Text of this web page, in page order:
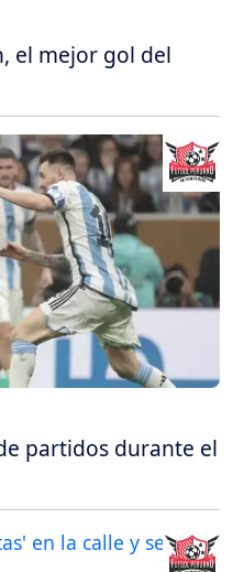
el mejor gol del
partidos durante el